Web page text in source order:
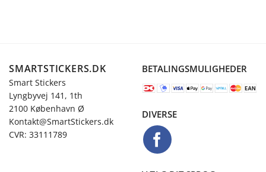
SMARTSTICKERS.DK
Smart Stickers
Lyngbyvej 141, 1th
2100 København Ø
Kontakt@SmartStickers.dk
CVR: 33111789
BETALINGSMULIGHEDER
DIVERSE